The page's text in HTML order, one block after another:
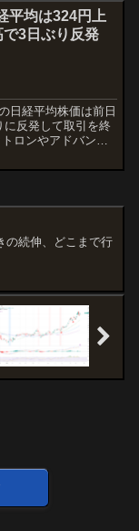
平均は324円上
3日ぶり反発
日経平均株価は前日
に反発して取引を終
ロンやアドバンテ
の続伸、どこまで行